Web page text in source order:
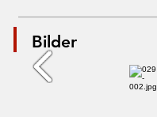
Bilder